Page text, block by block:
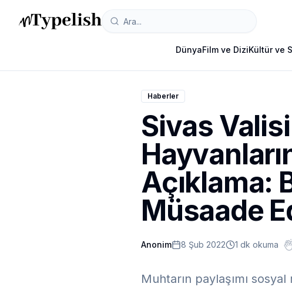
DünyaFilm ve DiziKültür ve
Haberler
Sivas
Açıklama:
Müsaade
Anonim 8 Şub 2022 1 dk okuma
Muhtarın paylaşımı